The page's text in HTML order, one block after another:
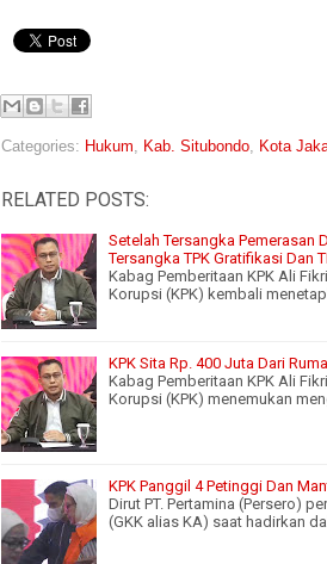
Categories: Hukum, Kab. Situbondo, Kota
RELATED POSTS:
Setelah Tersangka Pemerasan
Tersangka TPK Gratifikasi Dan
Kabag Pemberitaan KPK Ali
Korupsi (KPK) kembali
KPK Sita Rp. 400 Juta Dari
Kabag Pemberitaan KPK Ali
Korupsi (KPK) menemukan
KPK Panggil 4 Petinggi Dan
Dirut PT. Pertamina (Persero)
(GKK alias KA) saat hadirkan